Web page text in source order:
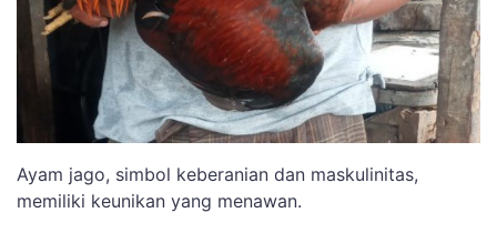
Ayam jago, simbol keberanian dan maskulinitas,
memiliki keunikan yang menawan.